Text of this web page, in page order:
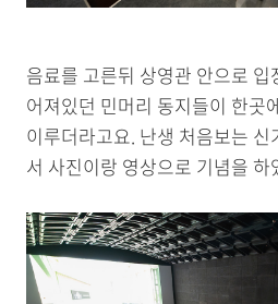
음료를 고른뒤 상영관 안으로
어져있던 민머리 동지들이 한곳
이루더라고요. 난생 처음보는
서 사진이랑 영상으로 기념을 하